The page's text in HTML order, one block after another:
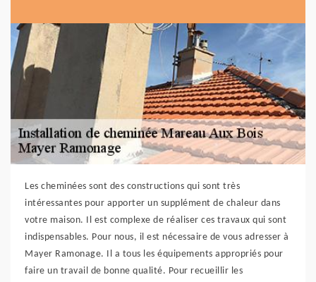
Les cheminées sont des constructions qui sont très
intéressantes pour apporter un supplément de chaleur dans
votre maison. Il est complexe de réaliser ces travaux qui sont
indispensables. Pour nous, il est nécessaire de vous adresser à
Mayer Ramonage. Il a tous les équipements appropriés pour
faire un travail de bonne qualité. Pour recueillir les